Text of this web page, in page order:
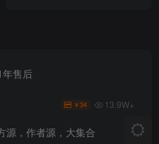
售后
￥34 13.9W+
源，作者源，大集合